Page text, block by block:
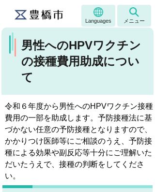
Languages メニュー
男性へのHPVワクチン
の接種費用助成につい
て
令和６年度から男性へのHPVワクチン接種
費用の一部を助成します。予防接種法に基
づかない任意の予防接種となりますので、
かかりつけ医師等にご相談のうえ、予防接
種による効果や副反応等十分にご理解いた
だいたうえで、接種の判断をしてくださ
い。